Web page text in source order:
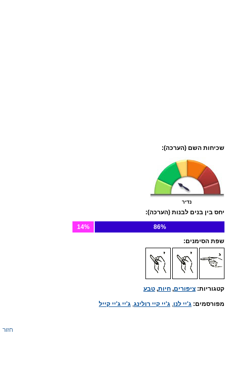
שכיחות השם (הערכה):
נדיר
יחס בין בנים לבנות (הערכה):
86%
14%
שפת הסימנים:
קטגוריות: ציפורים, חיות, טבע
מפורסמים: ג'יי לנו, ג'יי קיי רולינג, ג'יי ג'יי קייל
חזור